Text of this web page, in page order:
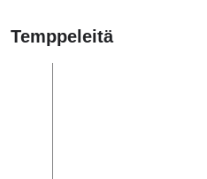
Temppeleitä